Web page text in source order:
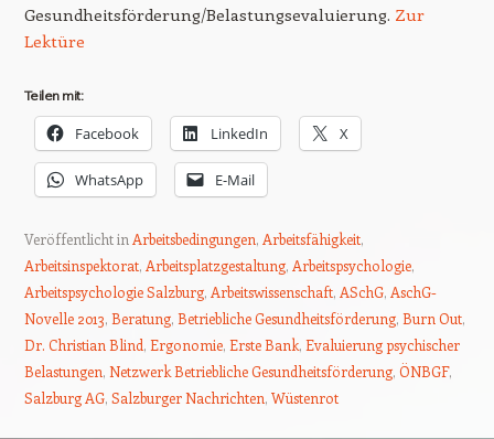
Gesundheitsförderung/Belastungsevaluierung. Zur
Lektüre
Teilen mit:
Facebook LinkedIn X
WhatsApp E-Mail
Veröffentlicht in Arbeitsbedingungen, Arbeitsfähigkeit,
Arbeitsinspektorat, Arbeitsplatzgestaltung, Arbeitspsychologie,
Arbeitspsychologie Salzburg, Arbeitswissenschaft, ASchG, AschG-
Novelle 2013, Beratung, Betriebliche Gesundheitsförderung, Burn Out,
Dr. Christian Blind, Ergonomie, Erste Bank, Evaluierung psychischer
Belastungen, Netzwerk Betriebliche Gesundheitsförderung, ÖNBGF,
Salzburg AG, Salzburger Nachrichten, Wüstenrot